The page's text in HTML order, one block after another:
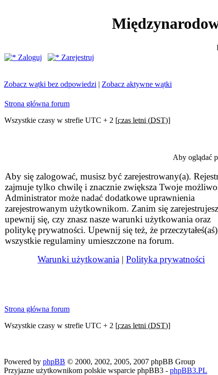
Zaloguj
Zarejestruj
Zobacz wątki bez odpowiedzi | Zobacz aktywne wątki
Strona główna forum
Wszystkie czasy w strefie UTC + 2 [czas letni (DST)]
Aby oglądać
Aby się zalogować, musisz być zarejestrowany(a).
zajmuje tylko chwilę i znacznie zwiększa Twoje
Administrator może nadać dodatkowe uprawnienia
zarejestrowanym użytkownikom. Zanim się
upewnij się, czy znasz nasze warunki użytkowania oraz
politykę prywatności. Upewnij się też, że przeczytałeś(aś)
wszystkie regulaminy umieszczone na forum.
Warunki użytkowania | Polityka prywatności
Strona główna forum
Wszystkie czasy w strefie UTC + 2 [czas letni (DST)]
Powered by phpBB © 2000, 2002, 2005, 2007 phpBB Group
Przyjazne użytkownikom polskie wsparcie phpBB3 - phpBB3.PL